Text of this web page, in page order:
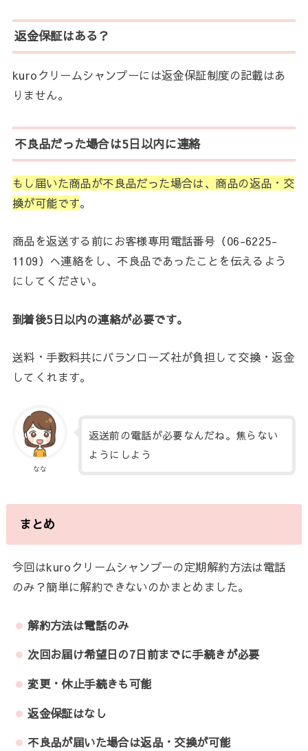
返金保証はある？
kuroクリームシャンプーには返金保証制度の記載はあ
りません。
不良品だった場合は5日以内に連絡
もし届いた商品が不良品だった場合は、商品の返品・交
換が可能です。
商品を返送する前にお客様専用電話番号（06-6225-
1109）へ連絡をし、不良品であったことを伝えるよう
にしてください。
到着後5日以内の連絡が必要です。
送料・手数料共にバランローズ社が負担して交換・返金
してくれます。
なな
返送前の電話が必要なんだね。焦らない
ようにしよう
まとめ
今回はkuroクリームシャンプーの定期解約方法は電話
のみ？簡単に解約できないのかまとめました。
解約方法は電話のみ
次回お届け希望日の7日前までに手続きが必要
変更・休止手続きも可能
返金保証はなし
不良品が届いた場合は返品・交換が可能